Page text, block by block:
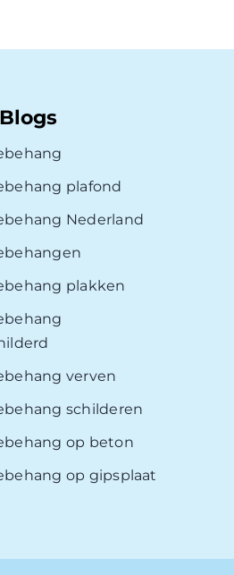
plafond
Nederland
plakken
verven
schilderen
op beton
op gipsplaat